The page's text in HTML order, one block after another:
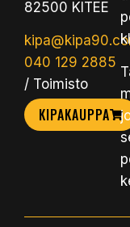
82500 KITEE
040 129 2885
/ Toimisto
KIPAKAUPPA